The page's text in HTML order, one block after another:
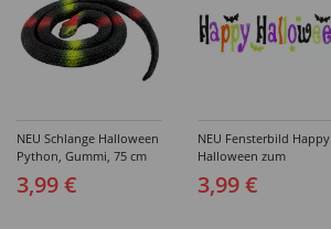
NEU Schlange Halloween
Python, Gummi, 75 cm
3,99 €
NEU Fensterbild Happy
Halloween zum
Ankleben, 50x15cm
3,99 €